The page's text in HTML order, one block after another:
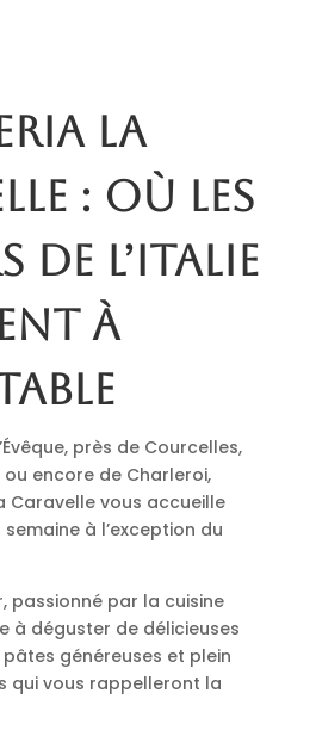
La
: où les
de l’Italie
à
près de Courcelles,
encore de Charleroi,
Caravelle vous accueille
à l’exception du
passionné par la cuisine
à déguster de délicieuses
généreuses et plein
qui vous rappelleront la